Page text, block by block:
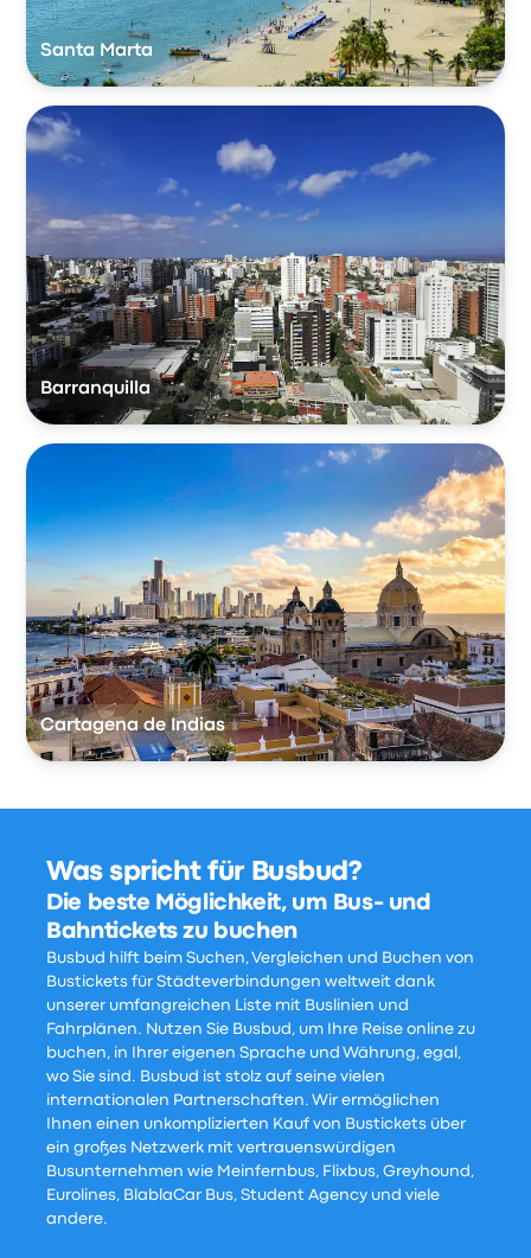
Santa Marta
Barranquilla
Cartagena de Indias
Was spricht für Busbud?
Die beste Möglichkeit, um Bus- und
Bahntickets zu buchen
Busbud hilft beim Suchen, Vergleichen und Buchen von
Bustickets für Städteverbindungen weltweit dank
unserer umfangreichen Liste mit Buslinien und
Fahrplänen. Nutzen Sie Busbud, um Ihre Reise online zu
buchen, in Ihrer eigenen Sprache und Währung, egal,
wo Sie sind. Busbud ist stolz auf seine vielen
internationalen Partnerschaften. Wir ermöglichen
Ihnen einen unkomplizierten Kauf von Bustickets über
ein großes Netzwerk mit vertrauenswürdigen
Busunternehmen wie Meinfernbus, Flixbus, Greyhound,
Eurolines, BlablaCar Bus, Student Agency und viele
andere.